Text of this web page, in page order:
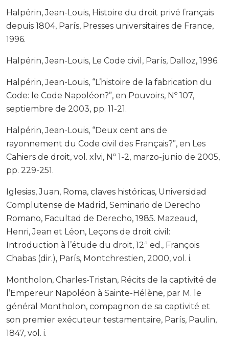
Halpérin, Jean-Louis, Histoire du droit privé français
depuis 1804, París, Presses universitaires de France,
1996.
Halpérin, Jean-Louis, Le Code civil, París, Dalloz, 1996.
Halpérin, Jean-Louis, “L’histoire de la fabrication du
Code: le Code Napoléon?”, en Pouvoirs, Nº 107,
septiembre de 2003, pp. 11-21.
Halpérin, Jean-Louis, “Deux cent ans de
rayonnement du Code civil des Français?”, en Les
Cahiers de droit, vol. xlvi, Nº 1-2, marzo-junio de 2005,
pp. 229-251.
Iglesias, Juan, Roma, claves históricas, Universidad
Complutense de Madrid, Seminario de Derecho
Romano, Facultad de Derecho, 1985. Mazeaud,
Henri, Jean et Léon, Leçons de droit civil:
Introduction à l’étude du droit, 12ª ed., François
Chabas (dir.), París, Montchrestien, 2000, vol. i.
Montholon, Charles-Tristan, Récits de la captivité de
l’Empereur Napoléon à Sainte-Hélène, par M. le
général Montholon, compagnon de sa captivité et
son premier exécuteur testamentaire, París, Paulin,
1847, vol. i.